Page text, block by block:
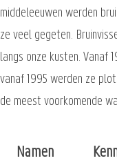
middeleeuwen werden
ze veel gegeten.
langs onze kusten. Vanaf
vanaf 1995 werden ze
de meest voorkomende
Namen